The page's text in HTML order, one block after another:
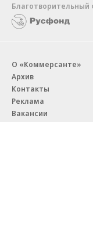
Благотворительный
О «Коммерсанте»
Архив
Контакты
Реклама
Вакансии